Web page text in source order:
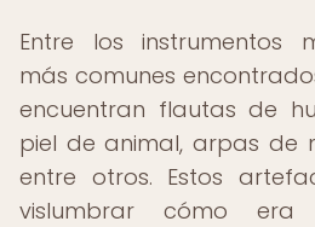
Entre los instrumentos
más comunes
encuentran flautas de
piel de animal, arpas de
entre otros. Estos
vislumbrar cómo